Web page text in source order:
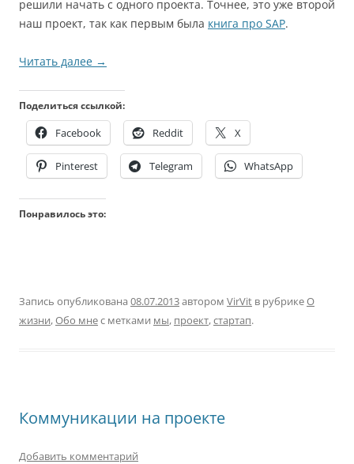
решили начать с одного проекта. Точнее, это уже второй
наш проект, так как первым была книга про SAP.
Читать далее →
Поделиться ссылкой:
Facebook Reddit X
Pinterest Telegram WhatsApp
Понравилось это:
Запись опубликована 08.07.2013автором VirVit в рубрикеО
жизни,Обо мнес метками мы, проект,стартап.
Коммуникации на проекте
Добавить комментарий